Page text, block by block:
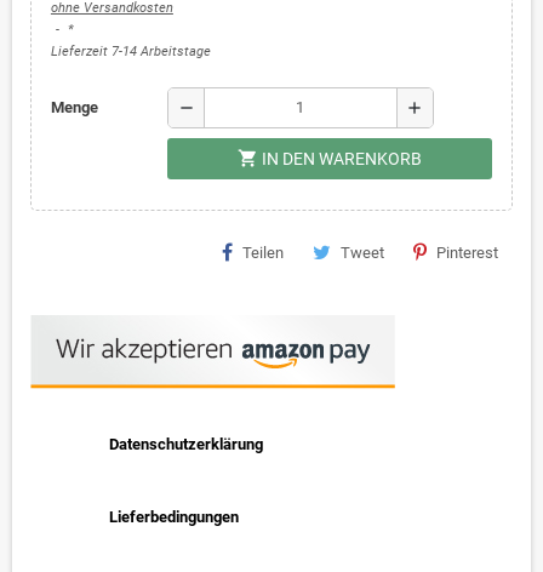
ohne Versandkosten
*
Lieferzeit 7-14 Arbeitstage
Menge remove add
shopping_cart IN DEN WARENKORB
Teilen Tweet Pinterest
Datenschutzerklärung
Lieferbedingungen